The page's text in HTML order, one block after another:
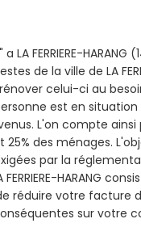
LA FERRIERE-
de la ville de LA
celui-ci au
est en
L'on compte
25% des ménages.
par la
HARANG
réduire votre facture
sur votre